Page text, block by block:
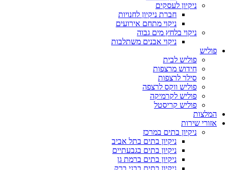
ניקיון לעסקים
חברת ניקיון לחנויות
ניקוי מתחם אירועים
ניקוי בלחץ מים גבוה
ניקוי אבנים משתלבות
פוליש
פוליש לבית
חידוש מרצפות
סילר לרצפות
פוליש ווקס לרצפה
פוליש לקרמיקה
פוליש קריסטל
המלצות
אזורי שירות
ניקיון בתים במרכז
ניקיון בתים בתל אביב
ניקיון בתים בגבעתיים
ניקיון בתים ברמת גן
ניקיון בתים בבני ברק